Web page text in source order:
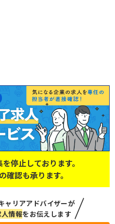
停止しております。
確認も承ります。
ャリアアドバイザーが
人情報をお伝えします